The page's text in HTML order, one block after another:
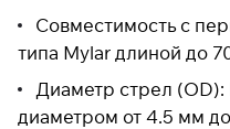
Совместимость с
типа Mylar длиной до
Диаметр стрел
диаметром от 4.5 мм